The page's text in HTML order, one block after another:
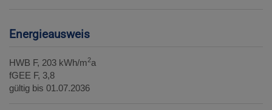
Energieausweis
HWB F, 203 kWh/m2a
fGEE F, 3,8
gültig bis 01.07.2036